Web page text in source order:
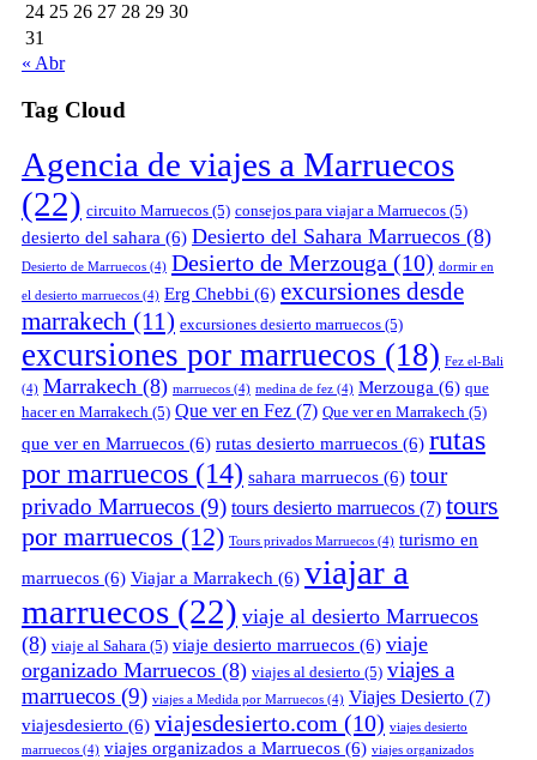
24 25 26 27 28 29 30
31
« Abr
Tag Cloud
Agencia de viajes a Marruecos
(22) circuito Marruecos (5) consejos para viajar a Marruecos (5)
desierto del sahara (6) Desierto del Sahara Marruecos (8)
Desierto de Marruecos (4) Desierto de Merzouga (10) dormir en
el desierto marruecos (4) Erg Chebbi (6) excursiones desde
marrakech (11) excursiones desierto marruecos (5)
excursiones por marruecos (18) Fez el-Bali
(4) Marrakech (8) marruecos (4) medina de fez (4) Merzouga (6) que
hacer en Marrakech (5) Que ver en Fez (7) Que ver en Marrakech (5)
que ver en Marruecos (6) rutas desierto marruecos (6) rutas
por marruecos (14) sahara marruecos (6) tour
privado Marruecos (9) tours desierto marruecos (7) tours
por marruecos (12) Tours privados Marruecos (4) turismo en
marruecos (6) Viajar a Marrakech (6) viajar a
marruecos (22) viaje al desierto Marruecos
(8) viaje al Sahara (5) viaje desierto marruecos (6) viaje
organizado Marruecos (8) viajes al desierto (5) viajes a
marruecos (9) viajes a Medida por Marruecos (4) Viajes Desierto (7)
viajesdesierto (6) viajesdesierto.com (10) viajes desierto
marruecos (4) viajes organizados a Marruecos (6) viajes organizados